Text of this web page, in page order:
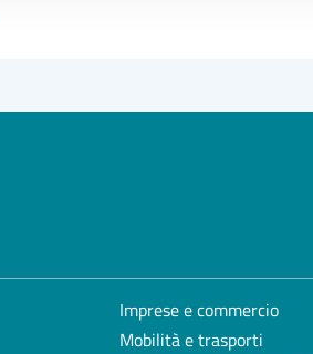
Imprese e commercio
Mobilità e trasporti